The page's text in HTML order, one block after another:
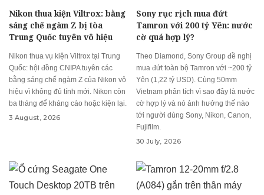
Nikon thua kiện Viltrox: bằng
sáng chế ngàm Z bị tòa
Trung Quốc tuyên vô hiệu
Nikon thua vụ kiện Viltrox tại Trung
Quốc: hội đồng CNIPA tuyên các
bằng sáng chế ngàm Z của Nikon vô
hiệu vì không đủ tính mới. Nikon còn
ba tháng để kháng cáo hoặc kiện lại.
3 August, 2026
Sony rục rịch mua đứt
Tamron với 200 tỷ Yên: nước
cờ quá hợp lý?
Theo Diamond, Sony Group đề nghị
mua đứt toàn bộ Tamron với ~200 tỷ
Yên (1,22 tỷ USD). Cùng 50mm
Vietnam phân tích vì sao đây là nước
cờ hợp lý và nó ảnh hưởng thế nào
tới người dùng Sony, Nikon, Canon,
Fujifilm.
30 July, 2026